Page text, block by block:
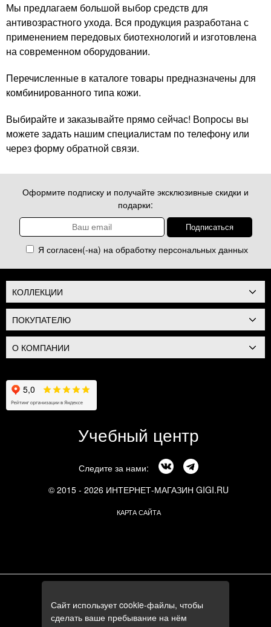
Мы предлагаем большой выбор средств для
антивозрастного ухода. Вся продукция разработана с
применением передовых биотехнологий и изготовлена
на современном оборудовании.
Перечисленные в каталоге товары предназначены для
комбинированного типа кожи.
Выбирайте и заказывайте прямо сейчас! Вопросы вы
можете задать нашим специалистам по телефону или
через форму обратной связи.
Оформите подписку и получайте эксклюзивные скидки и
подарки:
Я согласен(-на) на обработку персональных данных
КОЛЛЕКЦИИ
ПОКУПАТЕЛЮ
О КОМПАНИИ
Учебный центр
Следите за нами:
© 2015 - 2026 ИНТЕРНЕТ-МАГАЗИН GIGI.RU
КАРТА САЙТА
+7 (495) 644-84-05
+7 (985) 644-84-05
Сайт использует cookie-файлы, чтобы
сделать ваше пребывание на нём